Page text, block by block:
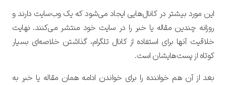
این مورد بیشتر در کانال‌هایی ایجاد می‌شود که یک وب‌سایت دارند و
روزانه چندین مقاله یا خبر را در سایت خود منتشر می‌کنند. نهایت
خلاقیت آنها برای استفاده از کانال تلگرام، گذاشتن خلاصه‌ای بسیار
کوتاه از پست‌هایشان است.
بعد از آن هم خواننده را برای خواندن ادامه همان مقاله یا خبر به